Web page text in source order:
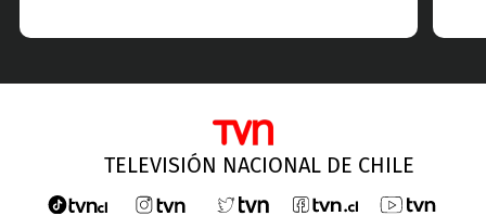
TELEVISIÓN NACIONAL DE CHILE